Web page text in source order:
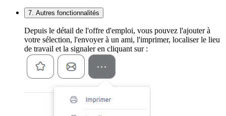
7. Autres fonctionnalités
Depuis le détail de l'offre d'emploi, vous pouvez l'ajouter à
votre sélection, l'envoyer à un ami, l'imprimer, localiser le lieu
de travail et la signaler en cliquant sur :